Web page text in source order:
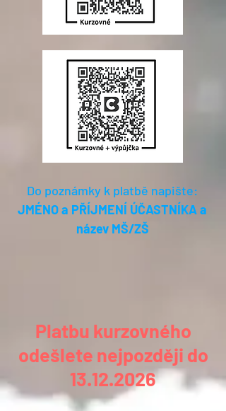
Do poznámky k platbě napište:
JMÉNO a PŘÍJMENÍ ÚČASTNÍKA a
název MŠ/ZŠ
Platbu kurzovného
odešlete nejpozději do
13.12.2026